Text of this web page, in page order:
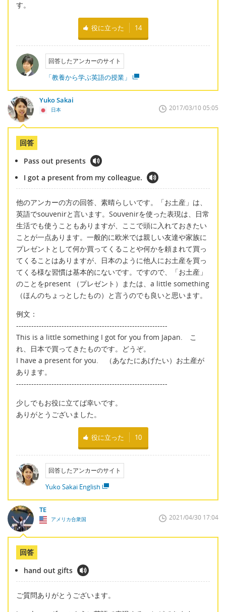
す。
役に立った 14
回答したアンカーのサイト
「教養から学ぶ英語の授業」
Yuko Sakai
日本 2017/03/10 05:05
回答
Pass out presents
I got a present from my colleague.
他のアンカーの方の回答、素晴らしいです。「お土産」は、
英語でsouvenirと言います。Souvenirを使った表現は、日常
生活でも使うこともありますが、ここで頭に入れておきたい
ことが一点あります。一般的に欧米では親しい友達や家族に
プレゼントとして何か買ってくることや何かを頼まれて買っ
てくることはありますが、日本のように他人にお土産を買っ
てくる様な習慣は基本的にないです。ですので、「お土産」
のことをpresent （プレゼント）または、a little something
（ほんのちょっとしたもの）と言うのでも良いと思います。
例文：
------------------------------------------------------------
This is a little something I got for you from Japan. こ
れ、日本で買ってきたものです。どうぞ。
I have a present for you. （あなたにあげたい）お土産が
あります。
------------------------------------------------------------
少しでもお役に立てば幸いです。
ありがとうございました。
役に立った 10
回答したアンカーのサイト
Yuko Sakai English
TE
アメリカ合衆国 2021/04/30 17:04
回答
hand out gifts
ご質問ありがとうございます。